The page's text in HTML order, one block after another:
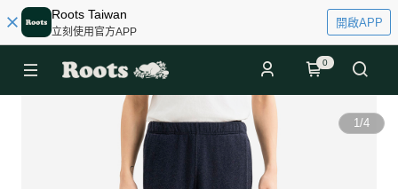
Roots Taiwan
立刻使用官方APP
開啟APP
0
1/4